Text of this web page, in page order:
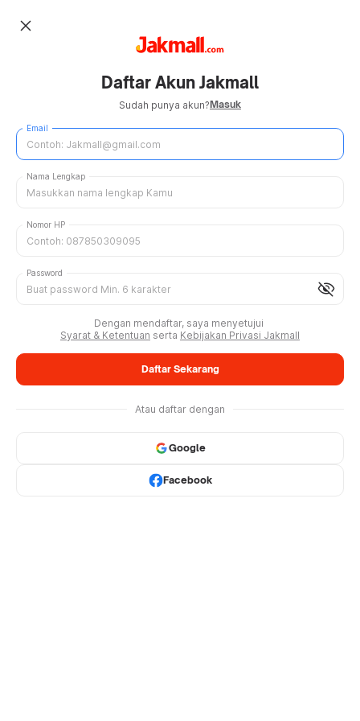
close
Daftar Akun Jakmall
Sudah punya akun?Masuk
Email
Nama Lengkap
Nomor HP
visibility_off
Password
Dengan mendaftar, saya menyetujui
Syarat & Ketentuan serta Kebijakan Privasi Jakmall
Daftar Sekarang
Atau daftar dengan
Google
Facebook